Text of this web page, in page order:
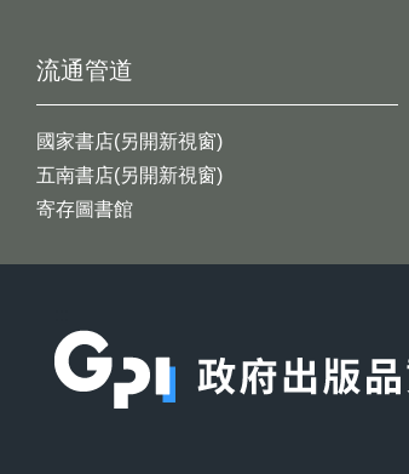
流通管道
國家書店(另開新視窗)
五南書店(另開新視窗)
寄存圖書館